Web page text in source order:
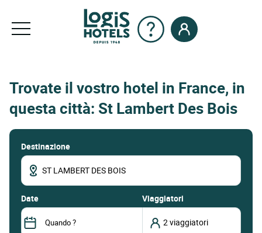
Trovate il vostro hotel in France, in
questa città: St Lambert Des Bois
Destinazione
date Viaggiatori